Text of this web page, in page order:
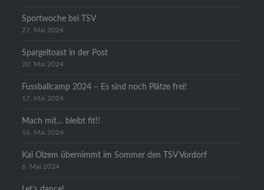
Sportwoche bei TSV
27. Mai 2024
Spargeltoast in der Post
20. Mai 2024
Fussballcamp 2024 – Es sind noch Plätze frei!
17. Mai 2024
Mach mit… bleibt fit!!
16. Mai 2024
Kai Olzem übernimmt im Sommer den TSV Vordorf
6. Mai 2024